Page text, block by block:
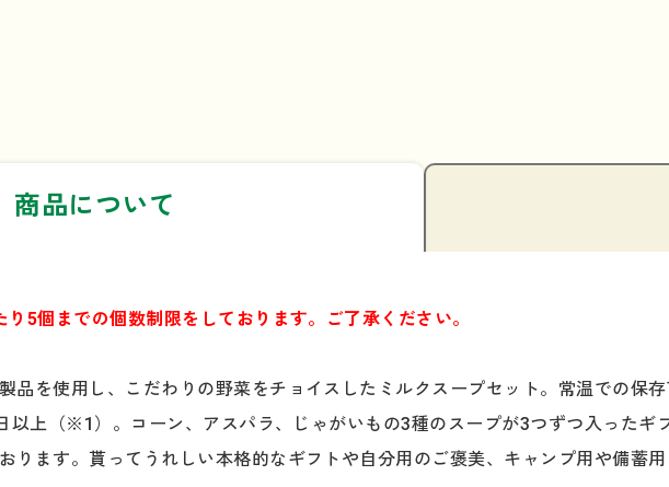
商品について
5個までの個数制限をしております。ご了承ください。
品を使用し、こだわりの野菜をチョイスしたミルクスープセット。常温での保
以上（※1）。コーン、アスパラ、じゃがいもの3種のスープが3つずつ入ったギ
ります。貰ってうれしい本格的なギフトや自分用のご褒美、キャンプ用や備蓄